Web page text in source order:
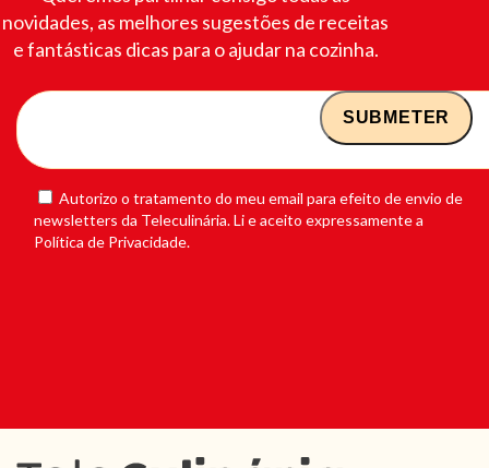
novidades, as melhores sugestões de receitas
e fantásticas dicas para o ajudar na cozinha.
Autorizo o tratamento do meu email para efeito de envio de
newsletters da Teleculinária. Li e aceito expressamente a
Política de Privacidade.